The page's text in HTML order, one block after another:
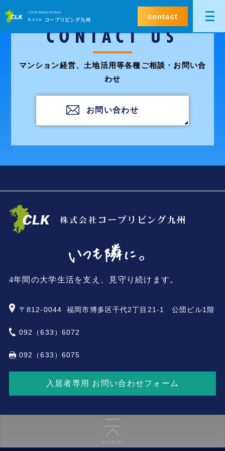
contact
CONTACT US
マンション経営、土地活用等各種ご相談・お問い合
わせ
お問い合わせ
4年間の大学生活を支え、見守り続けます。
〒812-0044 福岡市博多区千代2丁目21-1 公団ビル1階
092（633）6072
092（633）6075
入居者専用 お問い合わせフォーム